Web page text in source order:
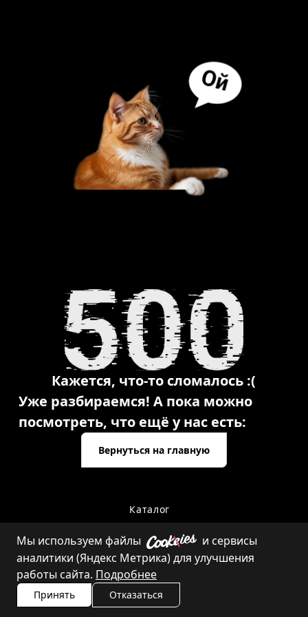
Кажется, что-то сломалось :(
Уже разбираемся! А пока можно
посмотреть, что ещё у нас есть:
Вернуться на главную
Каталог
Контакты
Мы используем файлы
и сервисы
аналитики (Яндекс Метрика) для улучшения
работы сайта. Подробнее
Принять Отказаться